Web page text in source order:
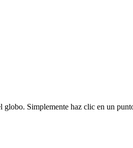
Simplemente haz clic en un